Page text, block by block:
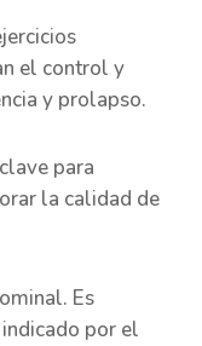
el control y
y prolapso.
para
la calidad de
Es
por el